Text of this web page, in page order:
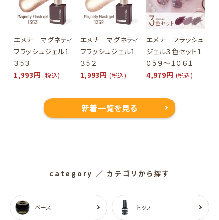
種類
魔法少女ステッキ
カートに入れる
魔法少女コンパクト カートに入れる
エメナ マグネティ
フラッシュジェル１
３５３
1,993円 (税込)
エメナ マグネティ
フラッシュジェル１
３５２
1,993円 (税込)
エメナ フラッシュ
ジェル３色セット１
０５９～１０６１
4,979円 (税込)
新着一覧を見る
category ／ カテゴリから探す
ベース トップ